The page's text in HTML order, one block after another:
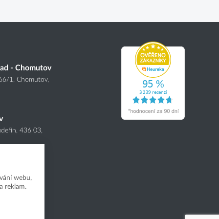
- Chomutov
/1, Chomutov,
436 03,
webu,
reklam.